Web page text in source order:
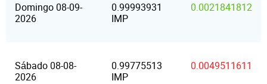
Domingo 08-09-
2026
0.99993931
IMP
0.0021841812
Sábado 08-08-
2026
0.99775513
IMP
0.0049511611